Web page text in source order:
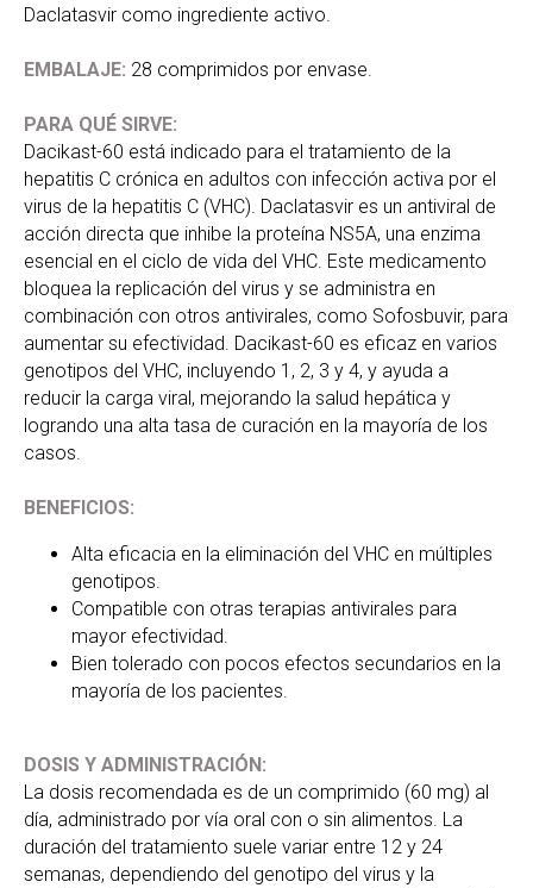
Daclatasvir como ingrediente activo.
EMBALAJE: 28 comprimidos por envase.
PARA QUÉ SIRVE:
Dacikast-60 está indicado para el tratamiento de la
hepatitis C crónica en adultos con infección activa por el
virus de la hepatitis C (VHC). Daclatasvir es un antiviral de
acción directa que inhibe la proteína NS5A, una enzima
esencial en el ciclo de vida del VHC. Este medicamento
bloquea la replicación del virus y se administra en
combinación con otros antivirales, como Sofosbuvir, para
aumentar su efectividad. Dacikast-60 es eficaz en varios
genotipos del VHC, incluyendo 1, 2, 3 y 4, y ayuda a
reducir la carga viral, mejorando la salud hepática y
logrando una alta tasa de curación en la mayoría de los
casos.
BENEFICIOS:
Alta eficacia en la eliminación del VHC en múltiples
genotipos.
Compatible con otras terapias antivirales para
mayor efectividad.
Bien tolerado con pocos efectos secundarios en la
mayoría de los pacientes.
DOSIS Y ADMINISTRACIÓN:
La dosis recomendada es de un comprimido (60 mg) al
día, administrado por vía oral con o sin alimentos. La
duración del tratamiento suele variar entre 12 y 24
semanas, dependiendo del genotipo del virus y la